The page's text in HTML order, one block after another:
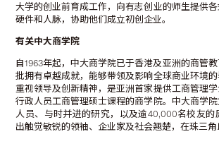
大学的创业前育成工作，向有志创业的师生提供各
硬件和人脉，协助他们成立初创企业。
有关中大商学院
自1963年起，中大商学院已于香港及亚洲的商管
批拥有卓越成就，能够带领及影响全球商业环境
重视领导及创新精神，是亚洲首家提供工商管理
行政人员工商管理硕士课程的商学院。中大商学
人员、与时并进的研究，以及逾40,000名校友的
出触觉敏锐的领袖、企业家及社会翘楚，在珠三角